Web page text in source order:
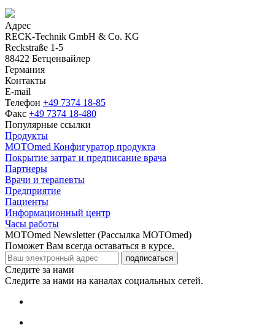
Адрес
RECK-Technik GmbH & Co. KG
Reckstraße 1-5
88422 Бетценвайлер
Германия
Контакты
E-mail
Телефон +49 7374 18-85
Факс +49 7374 18-480
Популярные ссылки
Продукты
MOTOmed Конфигуратор продукта
Покрытие затрат и предписание врача
Партнеры
Врачи и терапевты
Предприятие
Пациенты
Информационный центр
Часы работы
MOTOmed Newsletter (Рассылка MOTOmed)
Поможет Вам всегда оставаться в курсе.
подписаться
Следите за нами
Следите за нами на каналах социальных сетей.